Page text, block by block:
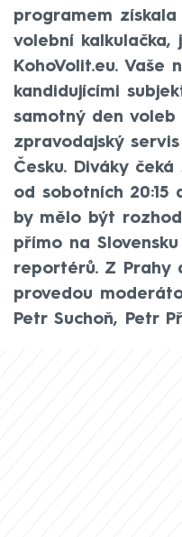
programem získala
volební
KohoVolit.eu. Vaše
kandidujícími
samotný den voleb
zpravodajský
Česku. Diváky
od sobotních 20:15
by mělo být
přímo na
reportérů. Z Prahy
provedou
Petr Suchoň, Petr